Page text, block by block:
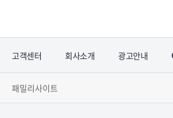
고객센터 회사소개 광고안내
패밀리사이트